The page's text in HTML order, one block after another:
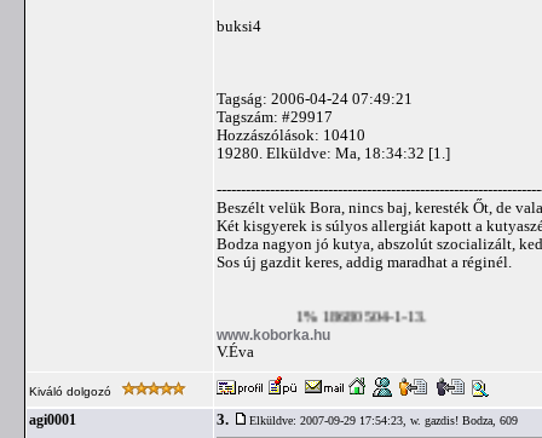
buksi4
Tagság: 2006-04-24 07:49:21
Tagszám: #29917
Hozzászólások: 10410
19280. Elküldve: Ma, 18:34:32 [1.]
Beszélt velük Bora, nincs baj, keresték Őt, de
Két kisgyerek is súlyos allergiát kapott a
Bodza nagyon jó kutya, abszolút szocializált,
Sos új gazdit keres, addig maradhat a réginél.
1% 18680504-1-13.
www.koborka.hu
V.Éva
Kiváló dolgozó
agi0001 3. Elküldve: 2007-09-29 17:54:23, w. gazdis! Bodza, 609